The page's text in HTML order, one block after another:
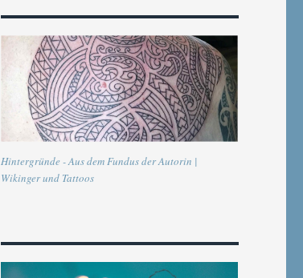
Hintergründe - Aus dem Fundus der Autorin |
Wikinger und Tattoos